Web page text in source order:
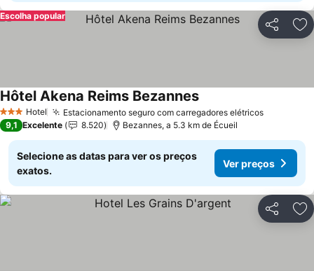
Partilhar
Escolha popular
3 EstrelasHotel Estacionamento seguro com carregadores elétricosVer
Hôtel Akena Reims BezannesVer preços
9,1 Excelente 8.520 Bezannes, a 5.3 km de Écueil
Selecione as datas para ver os preços
exatos.
Ver preços
Partilhar